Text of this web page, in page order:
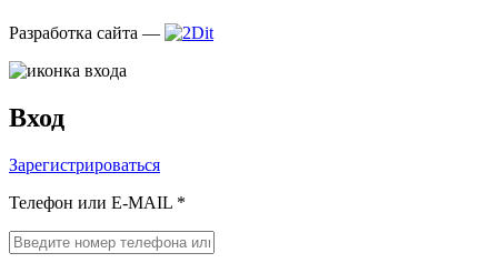
Разработка сайта —
Вход
Зарегистрироваться
Телефон или E-MAIL *